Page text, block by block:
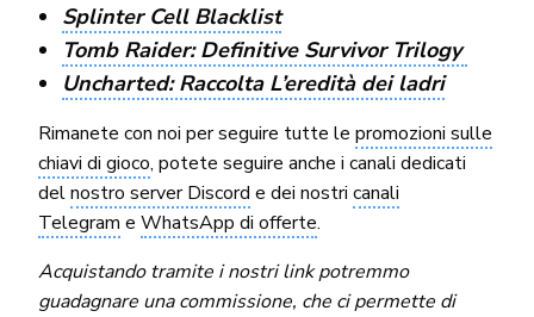
Splinter Cell Blacklist
Tomb Raider: Definitive Survivor Trilogy
Uncharted: Raccolta L’eredità dei ladri
Rimanete con noi per seguire tutte lepromozioni sulle
chiavi di gioco, potete seguire anche i canali dedicati
delnostro server Discord e dei nostricanali
Telegram e WhatsApp di offerte.
Acquistando tramite i nostri link potremmo
guadagnare una commissione, che ci permette di